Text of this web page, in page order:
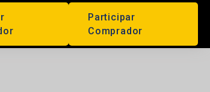
Participar
Comprador